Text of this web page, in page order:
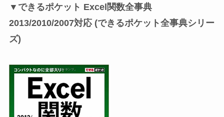
▼できるポケット Excel関数全事典
2013/2010/2007対応 (できるポケット全事典シリー
ズ)